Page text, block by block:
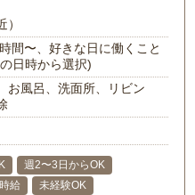
）
間〜、好きな日に働くこと
日時から選択)
お風呂、洗面所、リビン
週2〜3日からOK
給 未経験OK